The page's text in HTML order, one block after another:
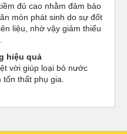
đủ cao nhằm đảm bảo
mòn phát sinh do sự đốt
liệu, nhờ vậy giảm thiểu
hiệu quả
vời giúp loại bỏ nước
thất phụ gia.